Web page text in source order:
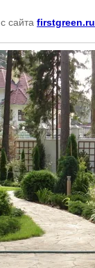
с сайта firstgreen.ru